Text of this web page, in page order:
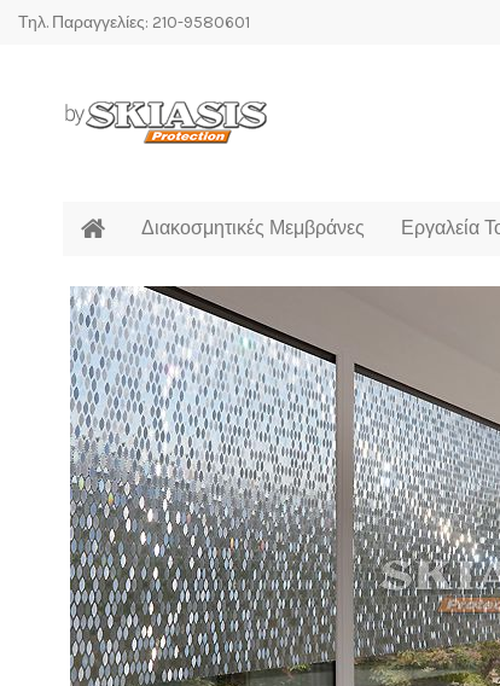
Τηλ. Παραγγελίες: 210-9580601
Διακοσμητικές Μεμβράνες Εργαλεία